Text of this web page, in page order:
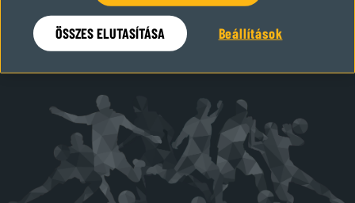
Hamarosan visszatérünk
ÖSSZES ELUTASÍTÁSA Beállítások